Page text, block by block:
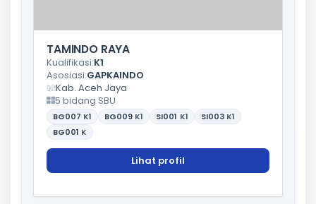
TAMINDO RAYA
Kualifikasi:K1
Asosiasi:GAPKAINDO
Kab. Aceh Jaya
5 bidang SBU
BG007 K1 BG009 K1 SI001 K1 SI003 K1
BG001 K
Lihat profil